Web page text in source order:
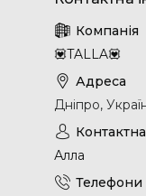
💟TALLA💟
Дніпро,
Алла